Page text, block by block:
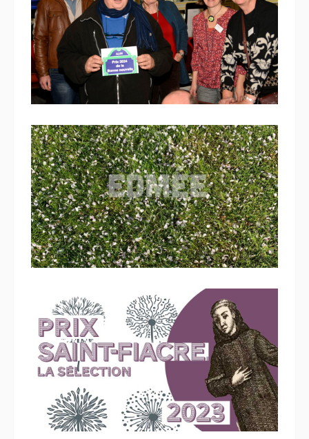
Le parfum d’iris : prix AJJH de
la Bonne nouvelle 2024
23 février 2024
Concours de la Bonne nouvelle,
ouvert à tous les adhérents de
l’AJJH en 2024
11 octobre 2023
Prix Saint-Fiacre 2023 remis
début novembre